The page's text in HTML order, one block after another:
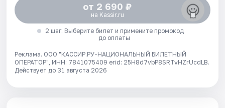
от 2 690 ₽
на Kassir.ru
2 шаг. Выберите билет и примените промокод
до оплаты
Реклама. ООО "КАССИР.РУ-НАЦИОНАЛЬНЫЙ БИЛЕТНЫЙ
ОПЕРАТОР", ИНН: 7841075409 erid: 25H8d7vbP8SRTvHZrUcdLB.
Действует до 31 августа 2026